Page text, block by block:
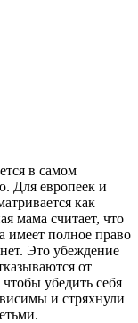
в самом
Для европеек и
как
мама считает, что
имеет полное право
Это убеждение
от
убедить себя
и стряхнули